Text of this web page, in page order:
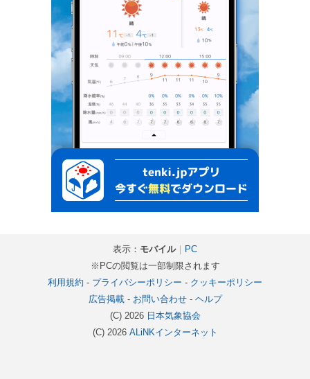
表示： モバイル｜ PC
※PCの閲覧は一部制限されます
利用規約 - プライバシーポリシー - クッキーポリシー
広告掲載- お問い合わせ- ヘルプ
(C) 2026 日本気象協会
(C) 2026 ALiNKインターネット